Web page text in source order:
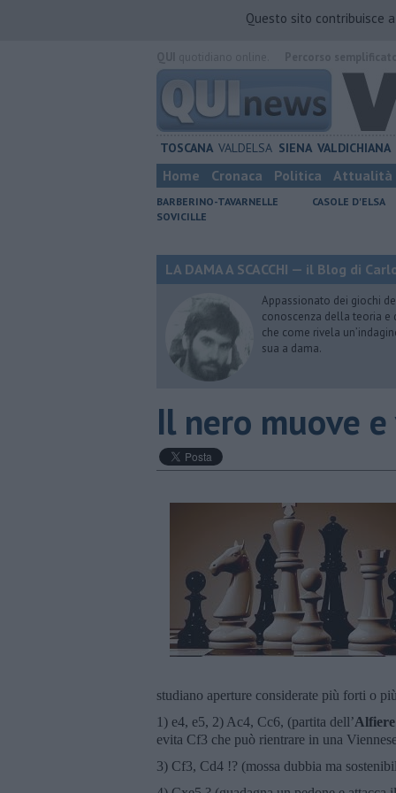
Questo sito contribuisce
TOSCANA VALDELSA SIENA VALDICHIANA
Home Cronaca Politica Attualità
BARBERINO-TAVARNELLE
CASOLE D'ELSA
SOVICILLE
LA DAMA A SCACCHI — il Blog di
Appassionato dei giochi
conoscenza della teoria e
che come rivela
sua a dama.
Il nero muove
studiano aperture considerate più forti o
1) e4, e5, 2) Ac4, Cc6, (partita dell’
evita Cf3 che può rientrare in una
3) Cf3, Cd4 !? (mossa dubbia ma